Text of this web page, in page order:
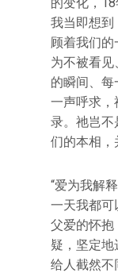
我当即想到
顾着我们
为不被看
的瞬间、
一声呼求，
录。祂岂不
们的本相，
“爱为我解
一天我都可
父爱的怀抱
疑，坚定
给人截然不